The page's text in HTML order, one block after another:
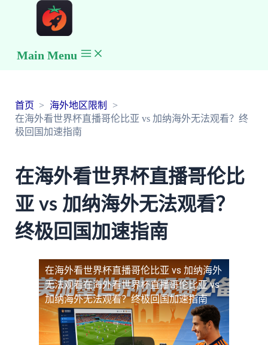
Main Menu
首页
海外地区限制
在海外看世界杯直播哥伦比亚 vs 加纳海外无法观看？终
极回国加速指南
在海外看世界杯直播哥伦比
亚 vs 加纳海外无法观看？
终极回国加速指南
在海外看世界杯直播哥伦比亚 vs 加纳海外
无法观看在海外看世界杯直播哥伦比亚 vs
加纳海外无法观看？终极回国加速指南